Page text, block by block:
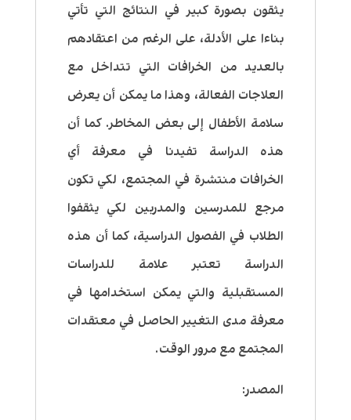
يثقون بصورة كبير في النتائج التي تأتي
بناءا على الأدلة، على الرغم من اعتقادهم
بالعديد من الخرافات التي تتداخل مع
العلاجات الفعالة، وهذا ما يمكن أن يعرض
سلامة الأطفال إلى بعض المخاطر. كما أن
هذه الدراسة تفيدنا في معرفة أي
الخرافات منتشرة في المجتمع، لكي تكون
مرجع للمدرسين والمدربين لكي يثقفوا
الطلاب في الفصول الدراسية، كما أن هذه
الدراسة تعتبر علامة للدراسات
المستقبلية والتي يمكن استخدامها في
معرفة مدى التغيير الحاصل في معتقدات
المجتمع مع مرور الوقت.
المصدر: